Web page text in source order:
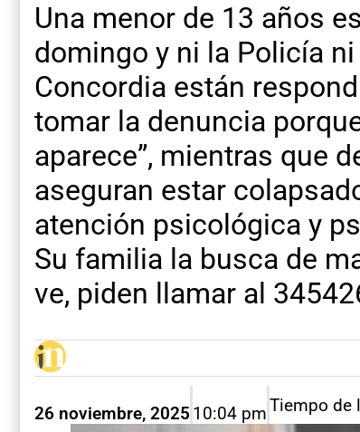
Una menor de 13 años
domingo y ni la Policía
Concordia están
tomar la denuncia
aparece”, mientras que
aseguran estar
atención psicológica y
Su familia la busca de
ve, piden llamar al
26 noviembre, 2025 10:04 pmTiempo de